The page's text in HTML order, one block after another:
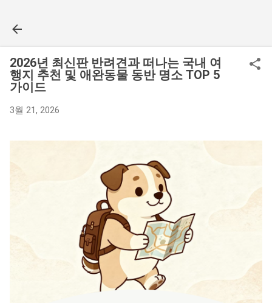
2026년 최신판 반려견과 떠나는 국내 여
행지 추천 및 애완동물 동반 명소 TOP 5
가이드
3월 21, 2026